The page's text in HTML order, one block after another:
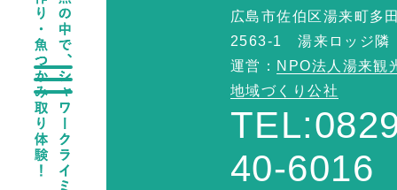
広島市佐伯区湯来町多
2563-1 湯来ロッジ隣
運営： NPO法人湯来観
地域づくり公社
40-6016